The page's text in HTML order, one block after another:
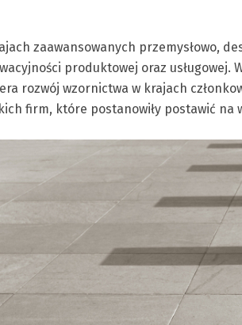
zaawansowanych przemysłowo,
produktowej oraz usługowej.
rozwój wzornictwa w krajach
firm, które postanowiły postawić